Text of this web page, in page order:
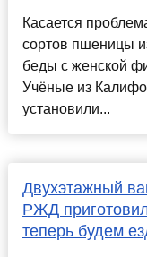
Касается
сортов пшеницы
беды с женской
Учёные из
установили...
Двухэтажный
РЖД
теперь будем